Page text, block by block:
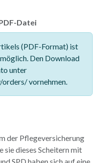
Datei
(PDF-Format) ist
Den Download
unter
vornehmen.
der Pflegeversicherung
dieses Scheitern mit